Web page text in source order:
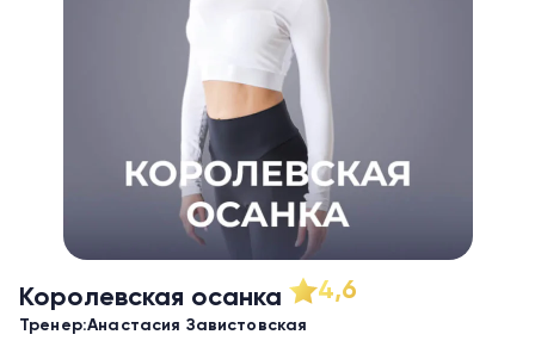
Королевская осанка 4,6
Тренер:Анастасия Завистовская